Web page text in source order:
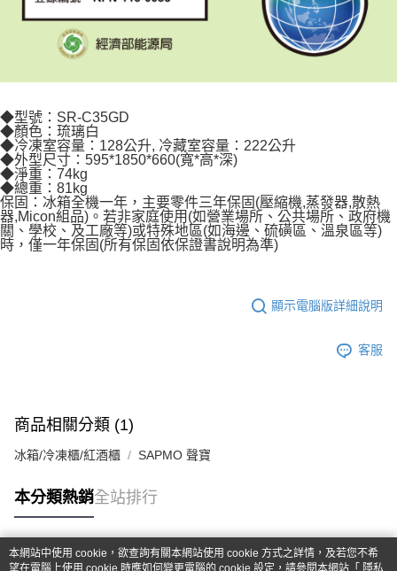
◆型號：SR-C35GD
◆顏色：琉璃白
◆冷凍室容量：128公升, 冷藏室容量：222公升
◆外型尺寸：595*1850*660(寬*高*深)
◆淨重：74kg
◆總重：81kg
保固：冰箱全機一年，主要零件三年保固(壓縮機,蒸發器,散熱
器,Micon組品)。若非家庭使用(如營業場所、公共場所、政府機
關、學校、及工廠等)或特殊地區(如海邊、硫磺區、溫泉區等)
時，僅一年保固(所有保固依保證書說明為準)
顯示電腦版詳細說明
客服
商品相關分類 (1)
冰箱/冷凍櫃/紅酒櫃 SAPMO 聲寶
本分類熱銷全站排行
熱門標籤
本網站中使用 cookie，欲查詢有關本網站使用 cookie 方式之詳情，及若您不希
望在電腦上使用 cookie 時應如何變更電腦的 cookie 設定，請參閱本網站「 隱私